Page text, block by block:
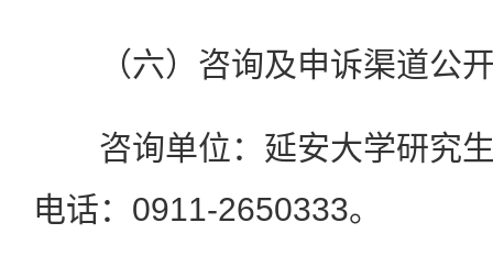
（六）咨询及申诉渠道公
咨询单位：延安大学研究生
电话：0911-2650333。